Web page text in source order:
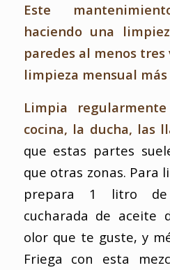
Este
haciendo una
paredes al menos tres
limpieza mensual más
Limpia
cocina, la ducha, las
que estas partes
que otras zonas. Para
prepara 1 litro
cucharada de aceite
olor que te guste, y
Friega con esta